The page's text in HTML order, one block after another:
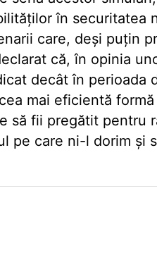
în securitatea
care, deși puțin
că, în opinia
decât în perioada
mai eficientă
să fii pregătit pentru
pe care ni-l dorim și